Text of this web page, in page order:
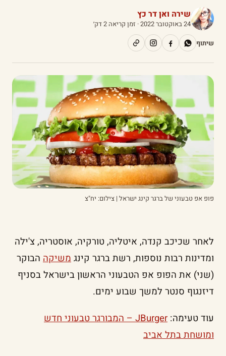
שירה ואן דר כץ
24 באוקטובר 2022
· זמן קריאה 2 דק׳
שיתוף
פופ אפ טבעוני של ברגר קינג ישראל | צילום: יח"צ
לאחר שכיכב קנדה, איטליה, טורקיה, אוסטריה, צ'ילה
ומדינות רבות נוספות, רשת ברגר קינגמשיקה הבוקר
(שני) את הפופ אפ הטבעוני הראשון בישראל בסניף
דיזנגוף סנטר למשך שבוע ימים.
עוד טעימה:
JBurger – המבורגר טבעוני חדש
ומושחת בתל אביב